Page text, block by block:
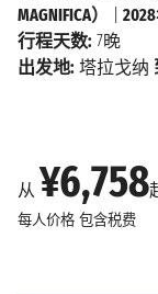
从 ¥6,758
每人价格 包含税费
MAGNIFICA）
行程天数: 7晚
出发地: 塔拉戈纳